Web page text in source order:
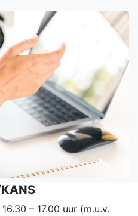
– 17.00 uur (m.u.v.